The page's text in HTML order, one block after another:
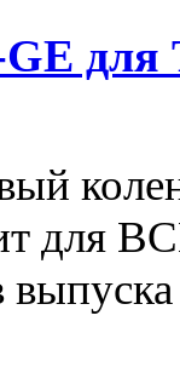
для
для